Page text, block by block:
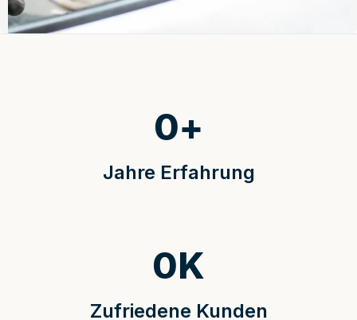
Jahre Erfahrung
0+
Zufriedene Kunden
0K